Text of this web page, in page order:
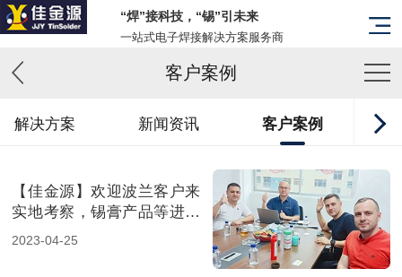
“焊”接科技，“锡”引未来
一站式电子焊接解决方案服务商
客户案例
解决方案 新闻资讯 客户案例
【佳金源】欢迎波兰客户来
实地考察，锡膏产品等进一
步打入国际市场！_副本
2023-04-25